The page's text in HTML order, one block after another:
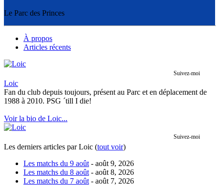
Le Parc des Princes
À propos
Articles récents
Suivez-moi
Loic
Fan du club depuis toujours, présent au Parc et en déplacement de
1988 à 2010. PSG ´till I die!
Voir la bio de Loic...
Suivez-moi
Les derniers articles par Loic (tout voir)
Les matchs du 9 août - août 9, 2026
Les matchs du 8 août - août 8, 2026
Les matchs du 7 août - août 7, 2026